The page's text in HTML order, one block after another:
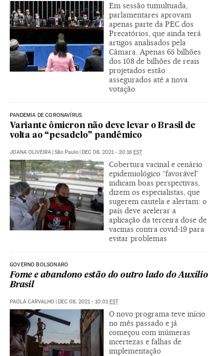
Em sessão tumultuada,
parlamentares aprovam
apenas parte da PEC dos
Precatórios, que ainda terá
artigos analisados pela
Câmara. Apenas 65 bilhões
dos 108 de bilhões de reais
projetados estão
assegurados até a nova
votação
PANDEMIA DE CORONAVÍRUS
Variante ômicron não deve levar o Brasil de
volta ao “pesadelo” pandêmico
JOANA OLIVEIRA | São Paulo | DEC 08, 2021 - 20:16 EST
Cobertura vacinal e cenário
epidemiológico “favorável”
indicam boas perspectivas,
dizem os especialistas, que
sugerem cautela e alertam: o
país deve acelerar a
aplicação da terceira dose de
vacinas contra covid-19 para
evitar problemas
GOVERNO BOLSONARO
Fome e abandono estão do outro lado do Auxílio
Brasil
PAOLA CARVALHO | DEC 08, 2021 - 10:01EST
O novo programa teve início
no mês passado e já
começou com inúmeras
incertezas e falhas de
implementação